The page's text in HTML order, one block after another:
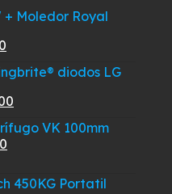
+ Moledor Royal
precio
es:
$39.900.
diodos LG
precio
$99.900.
VK 100mm
actual
450KG Portatil